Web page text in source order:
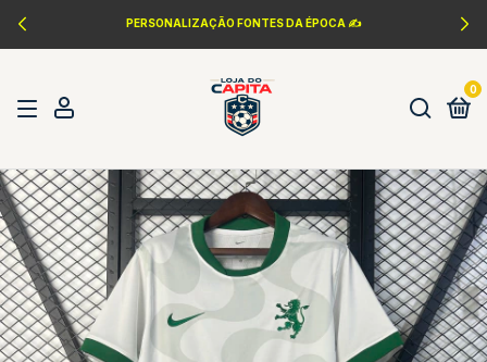
PERSONALIZAÇÃO FONTES DA ÉPOCA ✍️
0